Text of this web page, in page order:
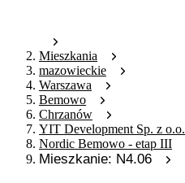
Mieszkania
mazowieckie
Warszawa
Bemowo
Chrzanów
YIT Development Sp. z o.o.
Nordic Bemowo - etap III
Mieszkanie: N4.06